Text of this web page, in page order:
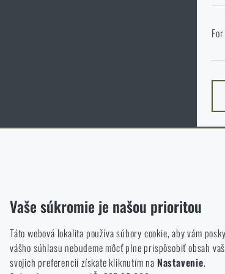
Vo
Vaše súkromie je našou prioritou
Táto webová lokalita používa súbory cookie, aby vám
vášho súhlasu nebudeme môcť plne prispôsobiť obsah
svojich preferencií získate kliknutím na Nastavenie.
Tieto súbory cookie anonymne ukladajú informácie
Marketingové
Tieto súbory cookie nám pomáhajú optimalizovať